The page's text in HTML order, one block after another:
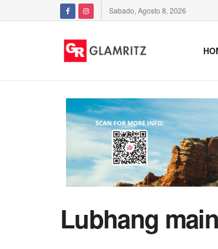
Sabado, Agosto 8, 2026
Lubhang